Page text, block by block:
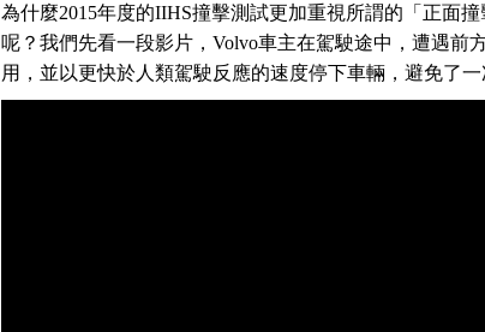
為什麼2015年度的IIHS撞擊測試更加重視所謂的「正面
呢？我們先看一段影片，Volvo車主在駕駛途中，遭遇前
用，並以更快於人類駕駛反應的速度停下車輛，避免了一